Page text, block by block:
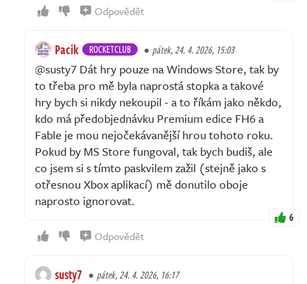
Odpovědět
Pacik ROCKETCLUB pátek, 24. 4. 2026, 15:03
@susty7 Dát hry pouze na Windows Store, tak by
to třeba pro mě byla naprostá stopka a takové
hry bych si nikdy nekoupil - a to říkám jako někdo,
kdo má předobjednávku Premium edice FH6 a
Fable je mou nejočekávanější hrou tohoto roku.
Pokud by MS Store fungoval, tak bych budiš, ale
co jsem si s tímto paskvilem zažil (stejně jako s
otřesnou Xbox aplikací) mě donutilo oboje
naprosto ignorovat.
6
Odpovědět
susty7 pátek, 24. 4. 2026, 16:17